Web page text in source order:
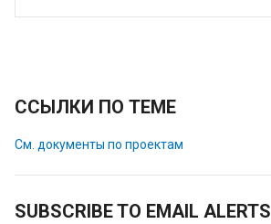
ССЫЛКИ ПО ТЕМЕ
См. документы по проектам
SUBSCRIBE TO EMAIL ALERTS